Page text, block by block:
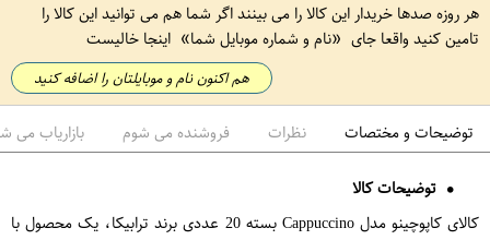
هر روزه صدها خریدار این کالا را می بینند اگر شما هم می توانید این کالا را
تامین کنید واقعا جای
نام و شماره موبایل شما اینجا خالیست
هم اکنون نام و موبایلتان را اضافه کنید
توضیحات و مختصات نظرات فروشنده می شوم بازاریاب می
توضیحات کالا
کالای کاپوچینو مدل Cappuccino بسته 20 عددی برند ترابیکا، یک محصول با